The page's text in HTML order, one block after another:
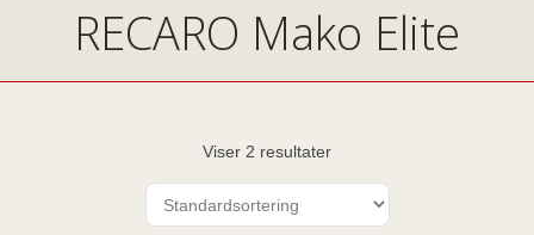
RECARO Mako Elite
Viser 2 resultater